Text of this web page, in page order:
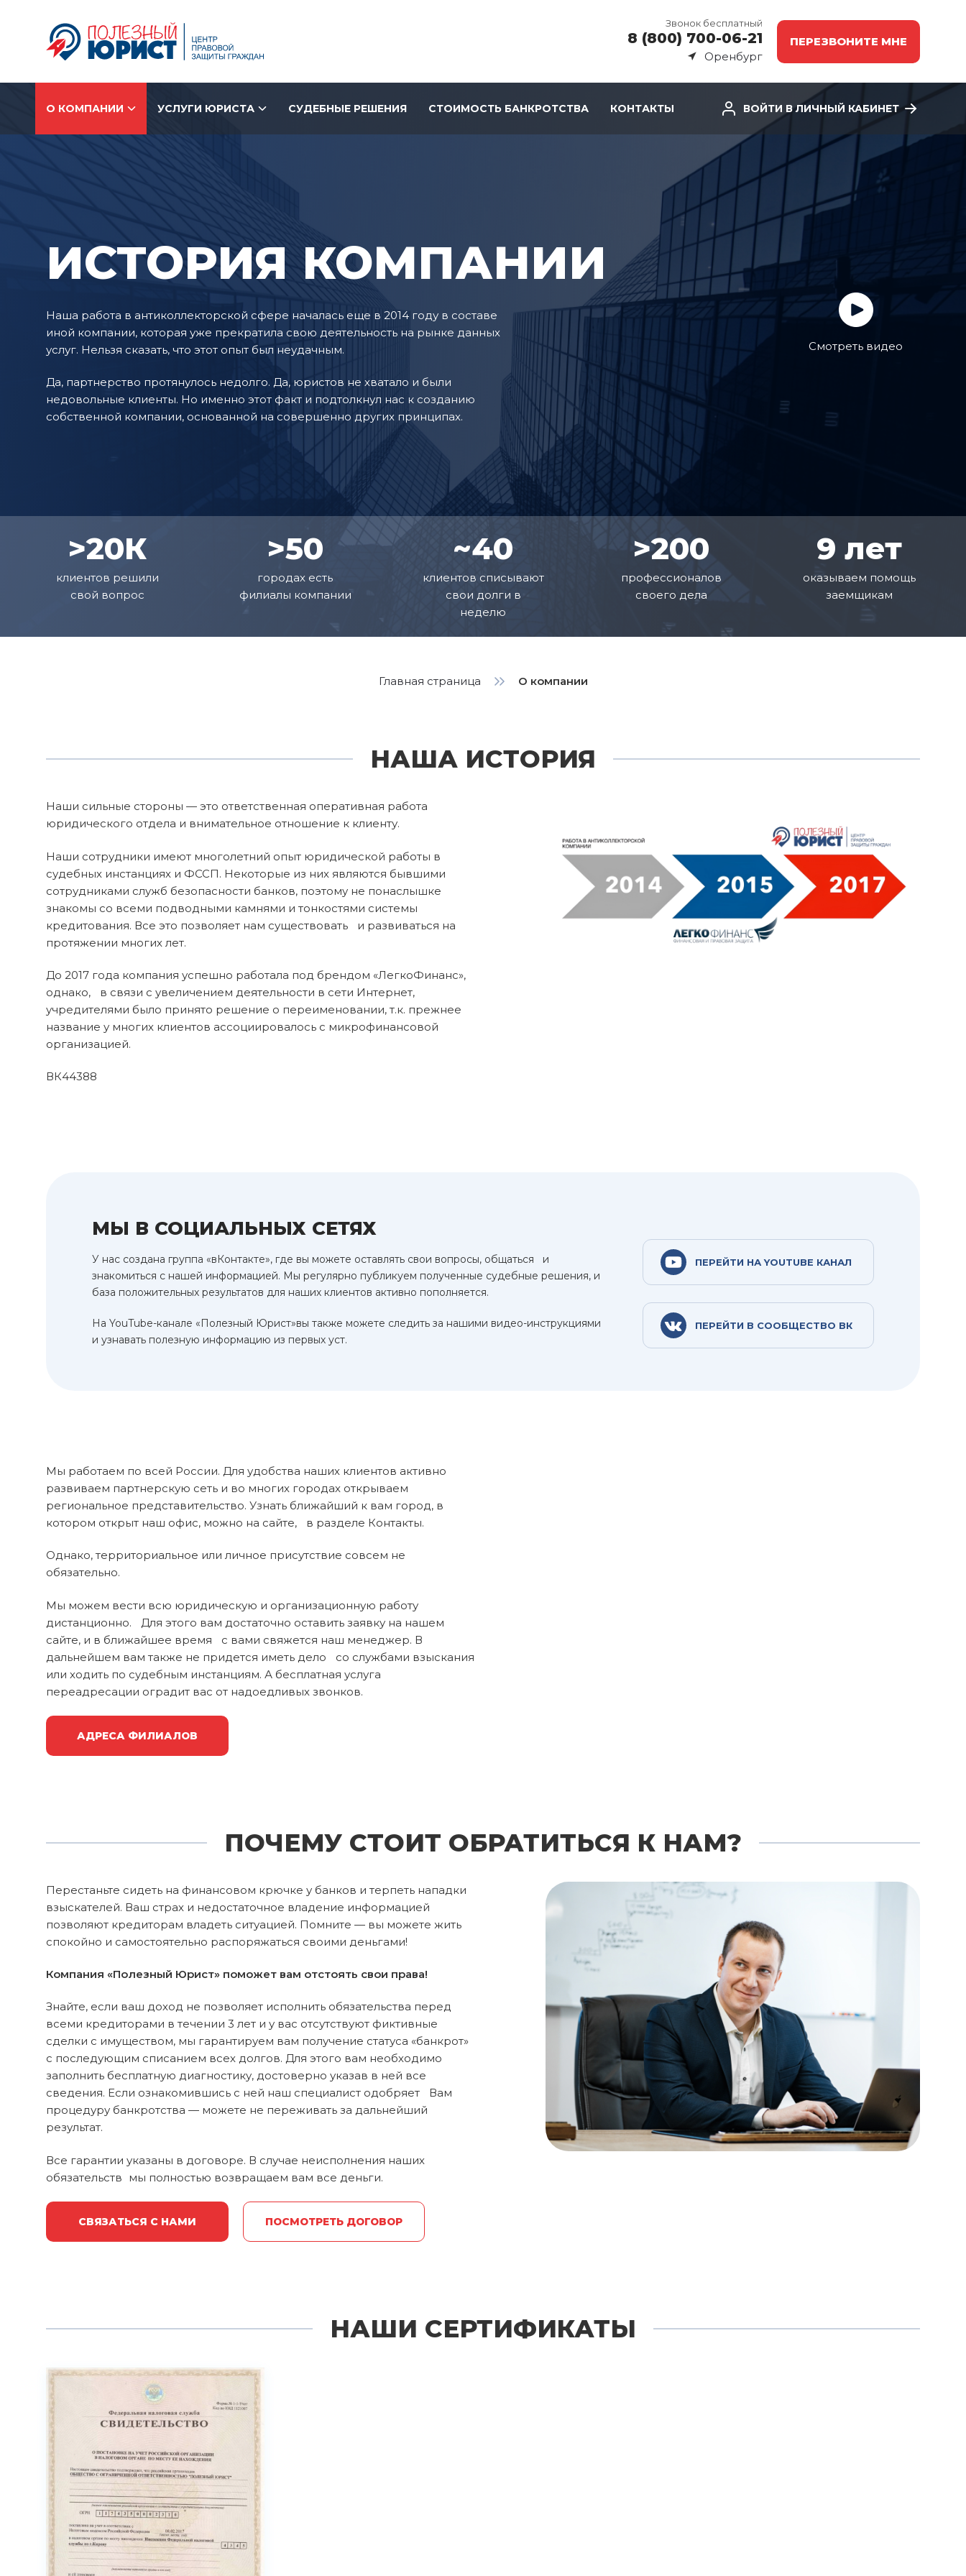
Звонок бесплатный
8 (800) 700-06-21
Оренбург
ПЕРЕЗВОНИТЕ МНЕ
О КОМПАНИИ УСЛУГИ ЮРИСТА СУДЕБНЫЕ РЕШЕНИЯ СТОИМОСТЬ БАНКРОТСТВА КОНТАКТЫ ВОЙТИ В ЛИЧНЫЙ КАБИНЕТ
ИСТОРИЯ КОМПАНИИ
Наша работа в антиколлекторской сфере началась еще в 2014 году в составе
иной компании, которая уже прекратила свою деятельность на рынке данных
услуг. Нельзя сказать, что этот опыт был неудачным.
Да, партнерство протянулось недолго. Да, юристов не хватало и были
недовольные клиенты. Но именно этот факт и подтолкнул нас к созданию
собственной компании, основанной на совершенно других принципах.
Смотреть видео
>20К
клиентов решили
свой вопрос
>50
городах есть
филиалы компании
~40
клиентов списывают
свои долги в
неделю
>200
профессионалов
своего дела
9 лет
оказываем помощь
заемщикам
Главная страница О компании
НАША ИСТОРИЯ
Наши сильные стороны — это ответственная оперативная работа
юридического отдела и внимательное отношение к клиенту.
Наши сотрудники имеют многолетний опыт юридической работы в
судебных инстанциях и ФССП. Некоторые из них являются бывшими
сотрудниками служб безопасности банков, поэтому не понаслышке
знакомы со всеми подводными камнями и тонкостями системы
кредитования. Все это позволяет нам существовать и развиваться на
протяжении многих лет.
До 2017 года компания успешно работала под брендом «ЛегкоФинанс»,
однако, в связи с увеличением деятельности в сети Интернет,
учредителями было принято решение о переименовании, т.к. прежнее
название у многих клиентов ассоциировалось с микрофинансовой
организацией.
ВК44388
МЫ В СОЦИАЛЬНЫХ СЕТЯХ
У нас создана группа «вКонтакте», где вы можете оставлять свои вопросы, общаться и
знакомиться с нашей информацией. Мы регулярно публикуем полученные судебные решения, и
база положительных результатов для наших клиентов активно пополняется.
На YouTube-канале «Полезный Юрист»вы также можете следить за нашими видео-инструкциями
и узнавать полезную информацию из первых уст.
ПЕРЕЙТИ НА YOUTUBE КАНАЛ
ПЕРЕЙТИ В СООБЩЕСТВО ВК
Мы работаем по всей России. Для удобства наших клиентов активно
развиваем партнерскую сеть и во многих городах открываем
региональное представительство. Узнать ближайший к вам город, в
котором открыт наш офис, можно на сайте, в разделе Контакты.
Однако, территориальное или личное присутствие совсем не
обязательно.
Мы можем вести всю юридическую и организационную работу
дистанционно. Для этого вам достаточно оставить заявку на нашем
сайте, и в ближайшее время с вами свяжется наш менеджер. В
дальнейшем вам также не придется иметь дело со службами взыскания
или ходить по судебным инстанциям. А бесплатная услуга
переадресации оградит вас от надоедливых звонков.
АДРЕСА ФИЛИАЛОВ
ПОЧЕМУ СТОИТ ОБРАТИТЬСЯ К НАМ?
Перестаньте сидеть на финансовом крючке у банков и терпеть нападки
взыскателей. Ваш страх и недостаточное владение информацией
позволяют кредиторам владеть ситуацией. Помните — вы можете жить
спокойно и самостоятельно распоряжаться своими деньгами!
Компания «Полезный Юрист» поможет вам отстоять свои права!
Знайте, если ваш доход не позволяет исполнить обязательства перед
всеми кредиторами в течении 3 лет и у вас отсутствуют фиктивные
сделки с имуществом, мы гарантируем вам получение статуса «банкрот»
с последующим списанием всех долгов. Для этого вам необходимо
заполнить бесплатную диагностику, достоверно указав в ней все
сведения. Если ознакомившись с ней наш специалист одобряет Вам
процедуру банкротства — можете не переживать за дальнейший
результат.
Все гарантии указаны в договоре. В случае неисполнения наших
обязательств мы полностью возвращаем вам все деньги.
СВЯЗАТЬСЯ С НАМИ ПОСМОТРЕТЬ ДОГОВОР
НАШИ СЕРТИФИКАТЫ